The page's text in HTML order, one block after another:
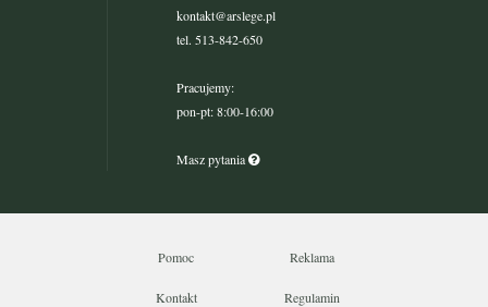
kontakt@arslege.pl
tel. 513-842-650
Pracujemy:
pon-pt: 8:00-16:00
Masz pytania
Pomoc Reklama
Kontakt Regulamin